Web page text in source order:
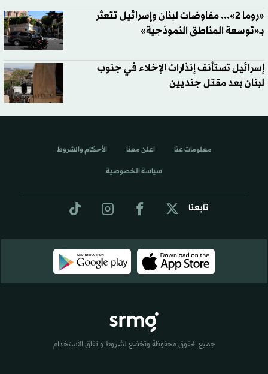
«روما 2»... مفاوضات لبنان وإسرائيل تتعثر
بـ«توسعة المناطق النموذجية»
إسرائيل تستأنف إنذارات الإخلاء في جنوب
لبنان بعد مقتل جنديين
تابعنا
معلومات عنا اعلن معنا الأحكام والشروط
سياسة الخصوصية
جميع الحقوق محفوظة وتخضع لشروط واتفاق الاستخدام